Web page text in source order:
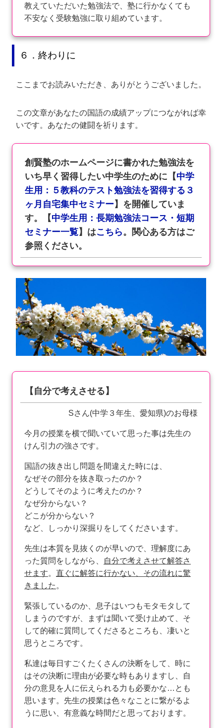
教えていただいた勉強法で、塾に行かなくても
不安なく受験勉強に取り組めています。
６．終わりに
ここまでお読みいただき、ありがとうございました。
この文章があなたの国語の成績アップにつながれば幸
いです。あなたの健闘を祈ります。
創賢塾のホームページに書かれた勉強法を
いち早く習得したい中学生のために【中学
生用：５教科のテスト勉強法を習得する３
ヶ月自宅集中セミナー】を開催していま
す。【中学生用：長期勉強法コース・短期
セミナー一覧】はこちら。関心ある方はご
参照ください。
【自分で考えさせる】
Sさん(中学３年生、愛知県)のお母様
今月の授業を横で聞いていて思った事は先生の
けん引力の強さです。
国語の抜き出し問題を間違えた時には、
なぜその部分を抜き取ったのか？
どうしてそのように考えたのか？
なぜ分からない？
どこが分からない？
など、しっかり深掘りをしてくださいます。
先生は本質を見抜くのが早いので、理解度にあ
った質問をしながら、
自分で考えさせて解答さ
せます。 直ぐに解答に行かない、その流れに驚
きました 。
緊張しているのか、息子はいつもモタモタして
しまうのですが、まずは聞いて受け止めて、そ
して的確に質問してくださるところも、凄いと
思うところです。
私達は毎日すごくたくさんの決断をして、時に
はその決断に理由が必要な時もありますし、自
分の意見を人に伝えられる力も必要かな…とも
思います。先生の授業は色々なことに繋がるよ
うに思い、有意義な時間だと思っております。